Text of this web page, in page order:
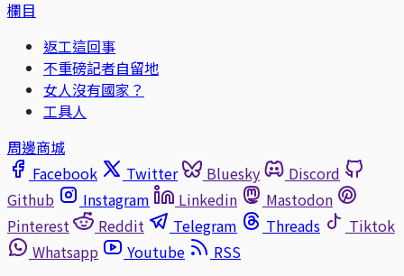
欄目
返工這回事
不重磅記者自留地
女人沒有國家？
工具人
周邊商城
Facebook
Twitter Bluesky
Discord
Github
Instagram Linkedin
Mastodon
Pinterest
Reddit Telegram Threads
Tiktok
Whatsapp
Youtube
RSS